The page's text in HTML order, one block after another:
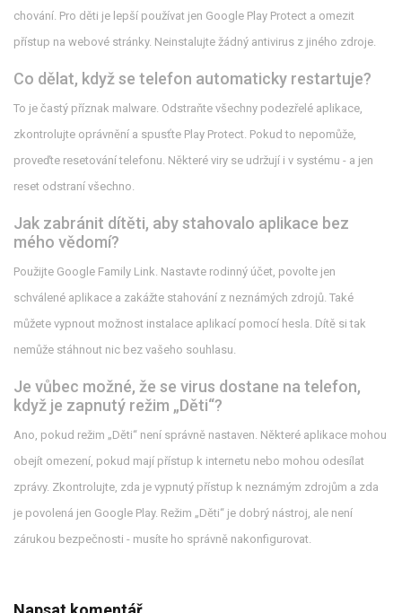
chování. Pro děti je lepší používat jen Google Play Protect a omezit
přístup na webové stránky. Neinstalujte žádný antivirus z jiného zdroje.
Co dělat, když se telefon automaticky restartuje?
To je častý příznak malware. Odstraňte všechny podezřelé aplikace,
zkontrolujte oprávnění a spusťte Play Protect. Pokud to nepomůže,
proveďte resetování telefonu. Některé viry se udržují i v systému - a jen
reset odstraní všechno.
Jak zabránit dítěti, aby stahovalo aplikace bez
mého vědomí?
Použijte Google Family Link. Nastavte rodinný účet, povolte jen
schválené aplikace a zakážte stahování z neznámých zdrojů. Také
můžete vypnout možnost instalace aplikací pomocí hesla. Dítě si tak
nemůže stáhnout nic bez vašeho souhlasu.
Je vůbec možné, že se virus dostane na telefon,
když je zapnutý režim „Děti“?
Ano, pokud režim „Děti“ není správně nastaven. Některé aplikace mohou
obejít omezení, pokud mají přístup k internetu nebo mohou odesílat
zprávy. Zkontrolujte, zda je vypnutý přístup k neznámým zdrojům a zda
je povolená jen Google Play. Režim „Děti“ je dobrý nástroj, ale není
zárukou bezpečnosti - musíte ho správně nakonfigurovat.